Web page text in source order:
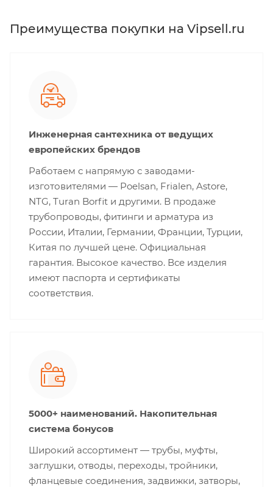
Преимущества покупки на Vipsell.ru
Инженерная сантехника от ведущих
европейских брендов
Работаем с напрямую с заводами-
изготовителями — Poelsan, Frialen, Astore,
NTG, Turan Borfit и другими. В продаже
трубопроводы, фитинги и арматура из
России, Италии, Германии, Франции, Турции,
Китая по лучшей цене. Официальная
гарантия. Высокое качество. Все изделия
имеют паспорта и сертификаты
соответствия.
5000+ наименований. Накопительная
система бонусов
Широкий ассортимент — трубы, муфты,
заглушки, отводы, переходы, тройники,
фланцевые соединения, задвижки, затворы,